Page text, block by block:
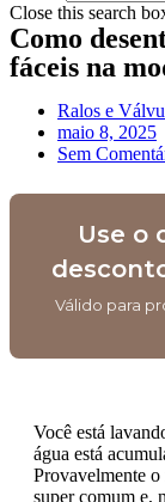
Close this search
Como
fáceis na
Ralos e
maio 8, 2025
Sem
Use o
Válido para
Você está
água está
Provavelmente
super comum e,